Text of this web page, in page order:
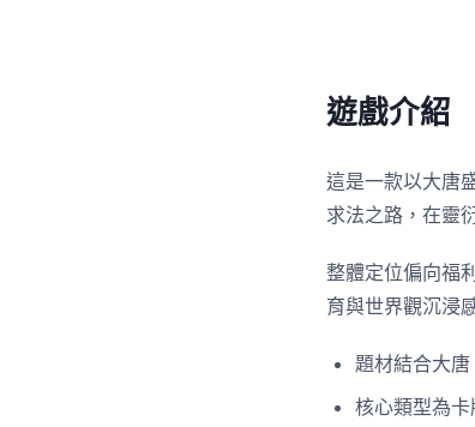
遊戲介紹
這是一款以大唐
求法之路，在靈
整體定位偏向福
育與世界觀沉浸
題材結合大
核心類型為